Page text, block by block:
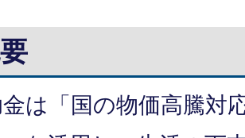
は「国の物価高騰対